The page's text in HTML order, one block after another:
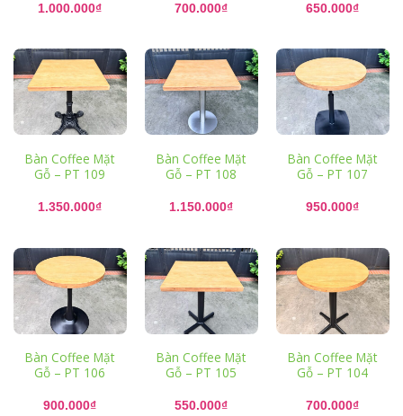
1.000.000₫ 700.000₫ 650.000₫
Bàn Coffee Mặt
Gỗ – PT 109
1.350.000₫
Bàn Coffee Mặt
Gỗ – PT 108
1.150.000₫
Bàn Coffee Mặt
Gỗ – PT 107
950.000₫
Bàn Coffee Mặt
Gỗ – PT 106
900.000₫
Bàn Coffee Mặt
Gỗ – PT 105
550.000₫
Bàn Coffee Mặt
Gỗ – PT 104
700.000₫